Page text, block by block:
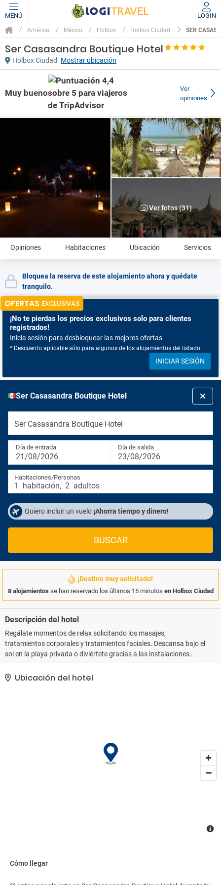
MENÚ LOGIN
América México Holbox Holbox Ciudad SER
Ser Casasandra Boutique Hotel
Holbox Ciudad Mostrar ubicación
Muy bueno
Ver
opiniones
Ver fotos (31)
Opiniones Habitaciones Ubicación Servicios
Bloquea la reserva de este alojamiento ahora y quédate
tranquilo.
OFERTAS EXCLUSIVAS
¡No te pierdas los precios exclusivos solo para clientes
registrados!
Inicia sesión para desbloquear las mejores ofertas
* Descuento aplicable sólo para algunos de los alojamientos del listado
INICIAR SESIÓN
Ser Casasandra Boutique Hotel
Ser Casasandra Boutique Hotel
Día de entrada
21/08/2026
Día de salida
23/08/2026
Habitaciones/Personas
1 habitación, 2 adultos
Quiero incluir un vuelo ¡Ahorra tiempo y dinero!
BUSCAR
¡Destino muy solicitado!
8 alojamientos se han reservado los últimos 15 minutos en Holbox Ciudad
Descripción del hotel
Regálate momentos de relax solicitando los masajes,
tratamientos corporales y tratamientos faciales. Descansa bajo el
sol en la playa privada o diviértete gracias a las instalaciones
disponibles, que incluyen una piscina al aire libre. Este hotel de
estilo Beaux Arts ofrece además conexión a Internet wifi gratis,
Ubicación del hotel
Cómo llegar